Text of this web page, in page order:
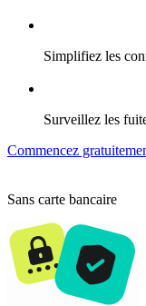
Simplifiez les
Surveillez les
Commencez
Sans carte bancaire